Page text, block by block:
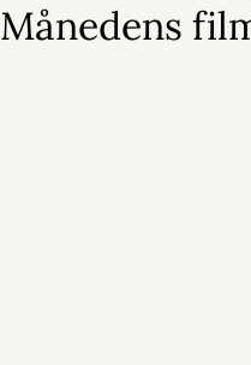
Månedens